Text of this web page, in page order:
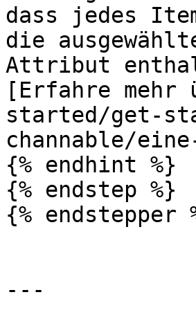
dass jedes
die
Attribut
[Erfahre
started/get-
channable/
{% endhint %}
{% endstep %}
{% endstepper
---